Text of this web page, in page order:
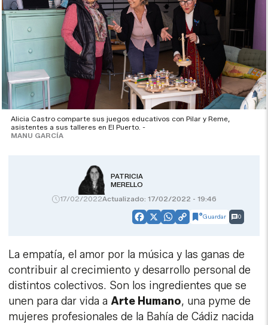
Alicia Castro comparte sus juegos educativos con Pilar y Reme,
asistentes a sus talleres en El Puerto. -
MANU GARCÍA
PATRICIA
MERELLO
17/02/2022Actualizado: 17/02/2022 - 19:46
Facebook
X WhatsApp
CopyGuardar 0
La empatía, el amor por la música y las ganas de
contribuir al crecimiento y desarrollo personal de
distintos colectivos. Son los ingredientes que se
unen para dar vida aArte Humano, una pyme de
mujeres profesionales de la Bahía de Cádiz nacida